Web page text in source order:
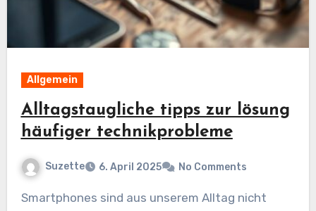
Allgemein
Alltagstaugliche tipps zur lösung
häufiger technikprobleme
Suzette 6. April 2025 No Comments
Smartphones sind aus unserem Alltag nicht